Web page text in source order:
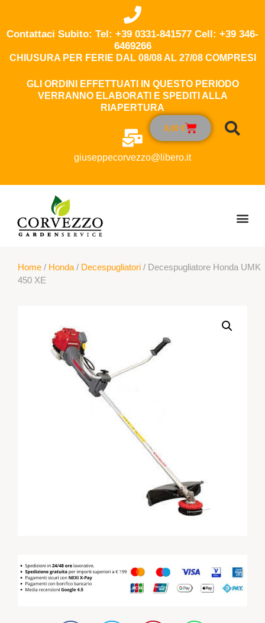
Contattaci Subito: Tel: +39 0331-841577 Cell: +39 346-
6469266
CHIUSURA PER FERIE DAL 08/08 AL 27/08 COMPRESI
GLI ORDINI EFFETTUATI IN QUESTO PERIODO
VERRANNO ELABORATI E SPEDITI ALLA
RIAPERTURA
giuseppecorvezzo@libero.it
0,00 €
Home / Honda / Decespugliatori / Decespugliatore Honda UMK
450 XE